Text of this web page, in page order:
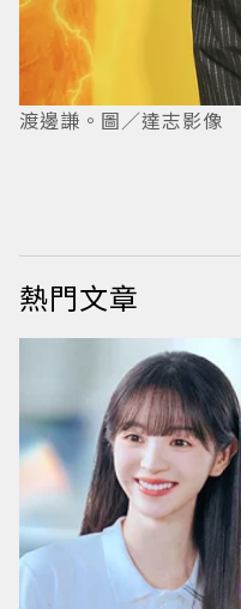
渡邊謙。圖／達志影像
熱門文章